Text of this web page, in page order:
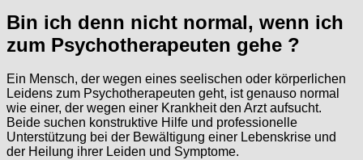
Bin ich denn nicht normal, wenn ich
zum Psychotherapeuten gehe ?
Ein Mensch, der wegen eines seelischen oder körperlichen
Leidens zum Psychotherapeuten geht, ist genauso normal
wie einer, der wegen einer Krankheit den Arzt aufsucht.
Beide suchen konstruktive Hilfe und professionelle
Unterstützung bei der Bewältigung einer Lebenskrise und
der Heilung ihrer Leiden und Symptome.